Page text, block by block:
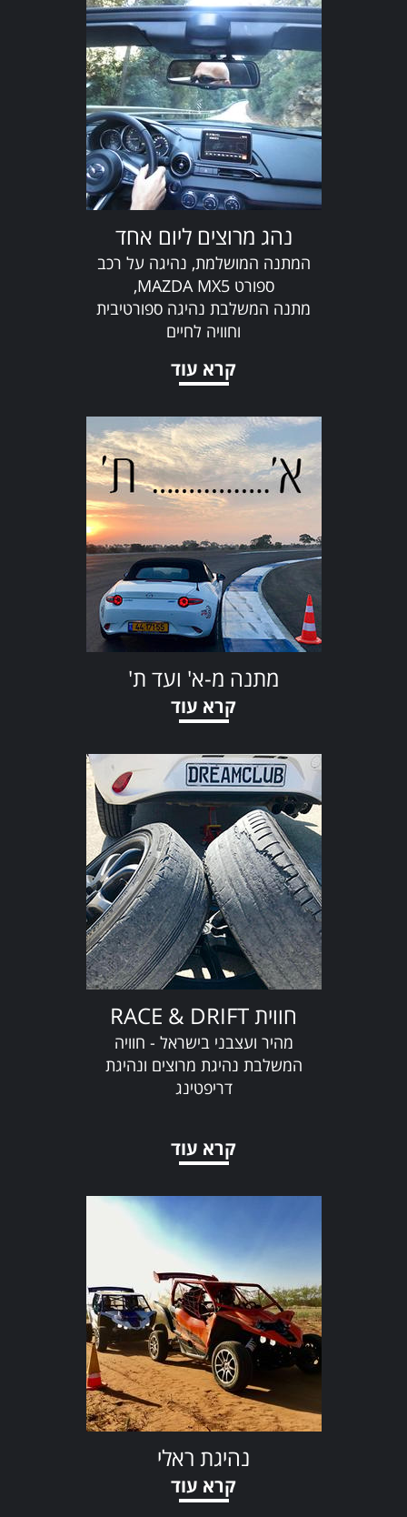
נהג מרוצים ליום אחד
המתנה המושלמת, נהיגה על רכב
ספורט MAZDA MX5,
מתנה המשלבת נהיגה ספורטיבית
וחוויה לחיים
קרא עוד
מתנה מ-א' ועד ת'
קרא עוד
חווית RACE & DRIFT
מהיר ועצבני בישראל - חוויה
המשלבת נהיגת מרוצים ונהיגת
דריפטינג
קרא עוד
נהיגת ראלי
קרא עוד